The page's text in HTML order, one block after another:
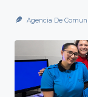
Agencia De